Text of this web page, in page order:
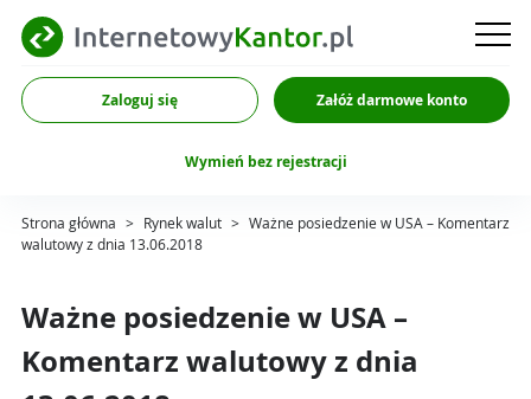
Zaloguj się Załóż darmowe konto
Wymień bez rejestracji
Strona główna > Rynek walut > Ważne posiedzenie w USA – Komentarz
walutowy z dnia 13.06.2018
Ważne posiedzenie w USA –
Komentarz walutowy z dnia